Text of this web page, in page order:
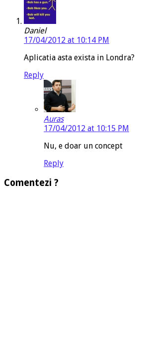
Daniel
17/04/2012 at 10:14 PM
Aplicatia asta exista in Londra?
Reply
Auras
17/04/2012 at 10:15 PM
Nu, e doar un concept
Reply
Comentezi ?